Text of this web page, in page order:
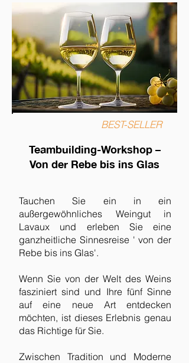
BEST-SELLER
Teambuilding-Workshop –
Von der Rebe bis ins Glas
Tauchen Sie ein in ein
außergewöhnliches Weingut in
Lavaux und erleben Sie eine
ganzheitliche Sinnesreise ' von der
Rebe bis ins Glas'.
Wenn Sie von der Welt des Weins
fasziniert sind und Ihre fünf Sinne
auf eine neue Art entdecken
möchten, ist dieses Erlebnis genau
das Richtige für Sie.
Zwischen Tradition und Moderne